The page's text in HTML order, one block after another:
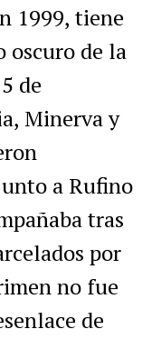
1999, tiene
oscuro de la
de
Minerva y
a Rufino
tras
por
no fue
de